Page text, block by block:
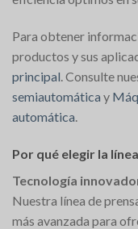
Para obtener
productos y sus
principal. Consulte
semiautomática y
automática.
Por qué elegir la
Tecnología
Nuestra línea de
más avanzada para